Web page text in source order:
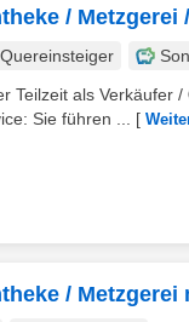
/ Metzgerei
Quereinsteiger
Teilzeit als Verkäufer /
Sie führen ...
[
/ Metzgerei